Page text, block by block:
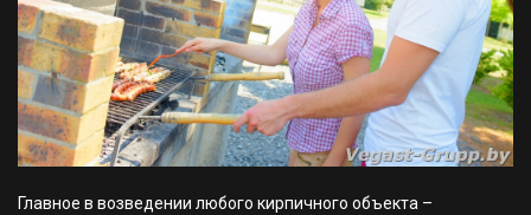
Главное в возведении любого кирпичного объекта –